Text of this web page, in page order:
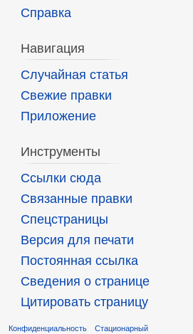
Справка
Навигация
Случайная статья
Свежие правки
Приложение
Инструменты
Ссылки сюда
Связанные правки
Спецстраницы
Версия для печати
Постоянная ссылка
Сведения о странице
Цитировать страницу
Конфиденциальность Стационарный